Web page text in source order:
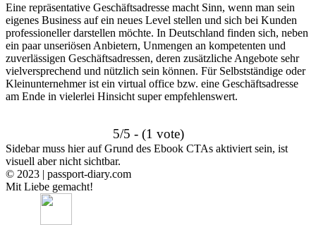
Eine repräsentative Geschäftsadresse macht Sinn, wenn man sein
eigenes Business auf ein neues Level stellen und sich bei Kunden
professioneller darstellen möchte. In Deutschland finden sich, neben
ein paar unseriösen Anbietern, Unmengen an kompetenten und
zuverlässigen Geschäftsadressen, deren zusätzliche Angebote sehr
vielversprechend und nützlich sein können. Für Selbstständige oder
Kleinunternehmer ist ein virtual office bzw. eine Geschäftsadresse
am Ende in vielerlei Hinsicht super empfehlenswert.
5/5 - (1 vote)
Sidebar muss hier auf Grund des Ebook CTAs aktiviert sein, ist
visuell aber nicht sichtbar.
© 2023 | passport-diary.com
Mit Liebe gemacht!